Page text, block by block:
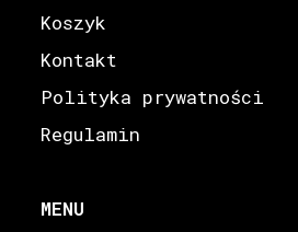
Koszyk
Kontakt
Polityka prywatności
Regulamin
MENU